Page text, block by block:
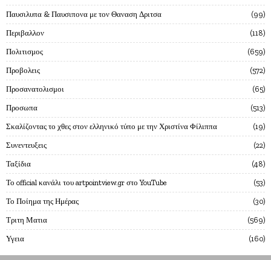
Παυσιλυπα & Παυσιπονα με τον Θαναση Δριτσα 99
Περιβαλλον 118
Πολιτισμος 659
Προβολεις 572
Προσανατολισμοι 65
Προσωπα 513
Σκαλίζοντας το χθες στον ελληνικό τύπο με την Χριστίνα Φίλιππα 19
Συνεντευξεις 22
Ταξίδια 48
Το official κανάλι του artpointview.gr στο YouTube 53
Το Ποίημα της Ημέρας 30
Τριτη Ματια 569
Υγεια 160